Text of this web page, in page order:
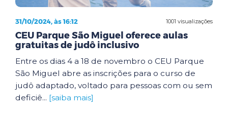
1001 visualizações
31/10/2024, às 16:12
CEU Parque São Miguel oferece aulas
gratuitas de judô inclusivo
Entre os dias 4 a 18 de novembro o CEU Parque
São Miguel abre as inscrições para o curso de
judô adaptado, voltado para pessoas com ou sem
deficiê... [saiba mais]